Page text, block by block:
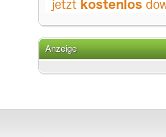
Anzeige